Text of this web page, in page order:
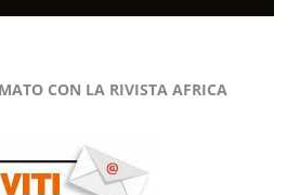
CON LA RIVISTA AFRICA